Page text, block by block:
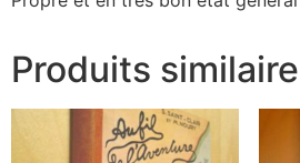
Produits